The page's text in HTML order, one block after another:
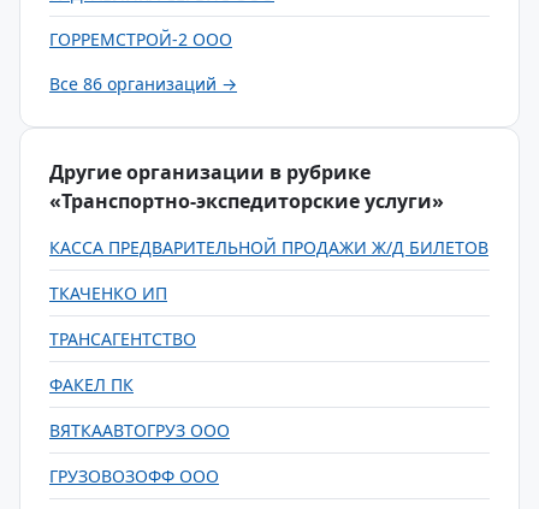
ГОРРЕМСТРОЙ-2 ООО
Все 86 организаций →
Другие организации в рубрике
«Транспортно-экспедиторские услуги»
КАССА ПРЕДВАРИТЕЛЬНОЙ ПРОДАЖИ Ж/Д БИЛЕТОВ
ТКАЧЕНКО ИП
ТРАНСАГЕНТСТВО
ФАКЕЛ ПК
ВЯТКААВТОГРУЗ ООО
ГРУЗОВОЗОФФ ООО